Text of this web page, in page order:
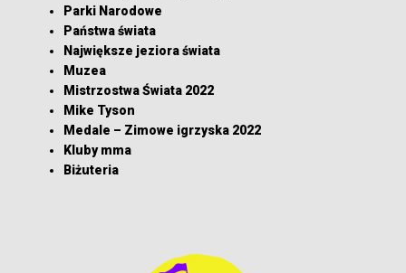
Parki Narodowe
Państwa świata
Największe jeziora świata
Muzea
Mistrzostwa Świata 2022
Mike Tyson
Medale – Zimowe igrzyska 2022
Kluby mma
Biżuteria